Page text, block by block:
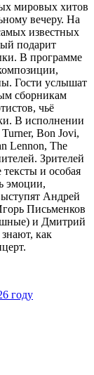
мировых хитов
вечеру. На
известных
подарит
В программе
Гости услышат
сборникам
чьё
В исполнении
Bon Jovi,
Lennon, The
Зрителей
и особая
эмоции,
Андрей
Письменков
и Дмитрий
как
году